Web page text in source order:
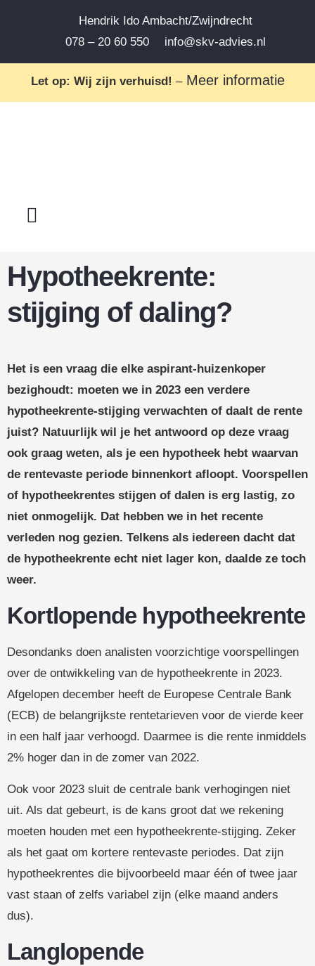
Hendrik Ido Ambacht/Zwijndrecht
078 – 20 60 550
info@skv-advies.nl
Let op: Wij zijn verhuisd! –Meer informatie
Hypotheekrente:
stijging of daling?
Het is een vraag die elke aspirant-huizenkoper
bezighoudt: moeten we in 2023 een verdere
hypotheekrente-stijging verwachten of daalt de rente
juist? Natuurlijk wil je het antwoord op deze vraag
ook graag weten, als je een hypotheek hebt waarvan
de rentevaste periode binnenkort afloopt. Voorspellen
of hypotheekrentes stijgen of dalen is erg lastig, zo
niet onmogelijk. Dat hebben we in het recente
verleden nog gezien. Telkens als iedereen dacht dat
de hypotheekrente echt niet lager kon, daalde ze toch
weer.
Kortlopende hypotheekrente
Desondanks doen analisten voorzichtige voorspellingen
over de ontwikkeling van de hypotheekrente in 2023.
Afgelopen december heeft de Europese Centrale Bank
(ECB) de belangrijkste rentetarieven voor de vierde keer
in een half jaar verhoogd. Daarmee is die rente inmiddels
2% hoger dan in de zomer van 2022.
Ook voor 2023 sluit de centrale bank verhogingen niet
uit. Als dat gebeurt, is de kans groot dat we rekening
moeten houden met een hypotheekrente-stijging. Zeker
als het gaat om kortere rentevaste periodes. Dat zijn
hypotheekrentes die bijvoorbeeld maar één of twee jaar
vast staan of zelfs variabel zijn (elke maand anders
dus).
Langlopende